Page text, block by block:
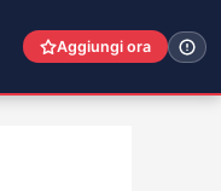
Aggiungi ora